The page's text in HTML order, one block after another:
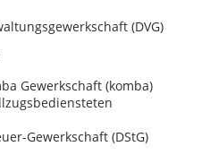
(DVG)
Gewerkschaft (komba)
Gewerkschaft (DStG)